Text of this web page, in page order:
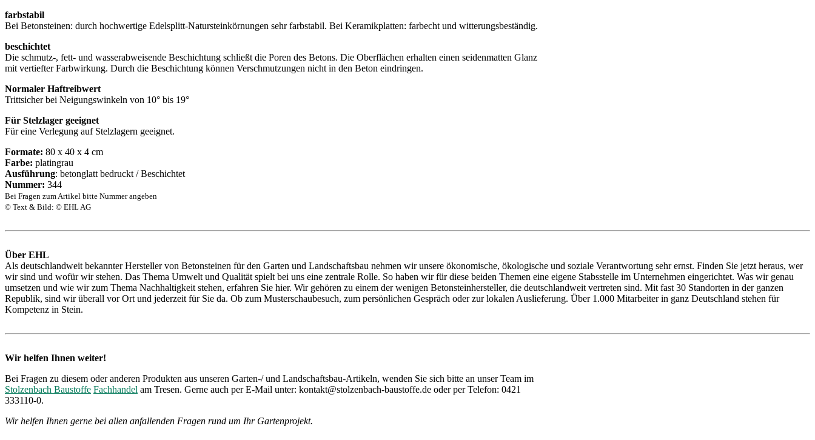
farbstabil
Bei Betonsteinen: durch hochwertige Edelsplitt-Natursteinkörnungen sehr farbstabil. Bei Keramikplatten: farbecht und witterungsbeständig.
beschichtet
Die schmutz-, fett- und wasserabweisende Beschichtung schließt die Poren des Betons. Die Oberflächen erhalten einen seidenmatten Glanz
mit vertiefter Farbwirkung. Durch die Beschichtung können Verschmutzungen nicht in den Beton eindringen.
Normaler Haftreibwert
Trittsicher bei Neigungswinkeln von 10° bis 19°
Für Stelzlager geeignet
Für eine Verlegung auf Stelzlagern geeignet.
Formate: 80 x 40 x 4 cm
Farbe: platingrau
Ausführung: betonglatt bedruckt / Beschichtet
Nummer: 344
Bei Fragen zum Artikel bitte Nummer angeben
© Text & Bild: © EHL AG
Über EHL
Als deutschlandweit bekannter Hersteller von Betonsteinen für den Garten und Landschaftsbau nehmen wir unsere ökonomische, ökologische und soziale Verantwortung sehr ernst. Finden Sie jetzt heraus, wer
wir sind und wofür wir stehen. Das Thema Umwelt und Qualität spielt bei uns eine zentrale Rolle. So haben wir für diese beiden Themen eine eigene Stabsstelle im Unternehmen eingerichtet. Was wir genau
umsetzen und wie wir zum Thema Nachhaltigkeit stehen, erfahren Sie hier. Wir gehören zu einem der wenigen Betonsteinhersteller, die deutschlandweit vertreten sind. Mit fast 30 Standorten in der ganzen
Republik, sind wir überall vor Ort und jederzeit für Sie da. Ob zum Musterschaubesuch, zum persönlichen Gespräch oder zur lokalen Auslieferung. Über 1.000 Mitarbeiter in ganz Deutschland stehen für
Kompetenz in Stein.
Wir helfen Ihnen weiter!
Bei Fragen zu diesem oder anderen Produkten aus unseren Garten-/ und Landschaftsbau-Artikeln, wenden Sie sich bitte an unser Team im
Stolzenbach Baustoffe Fachhandel am Tresen. Gerne auch per E-Mail unter: kontakt@stolzenbach-baustoffe.de oder per Telefon: 0421
333110-0.
Wir helfen Ihnen gerne bei allen anfallenden Fragen rund um Ihr Gartenprojekt.